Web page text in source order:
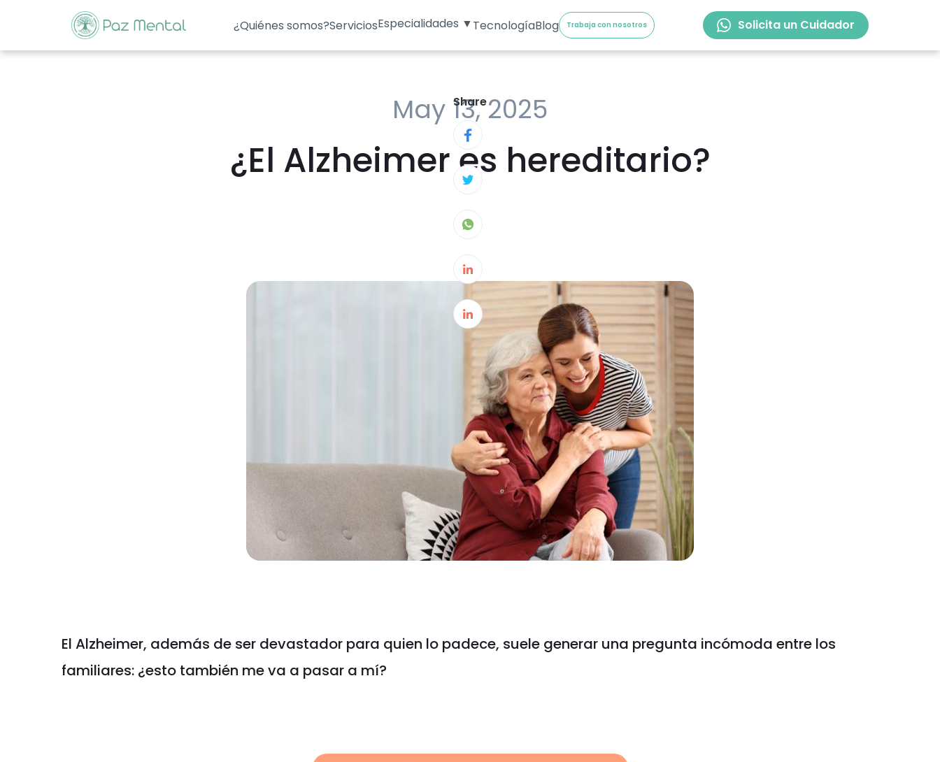
¿Quiénes somos?ServiciosEspecialidades ▼TecnologíaBlog Trabaja con nosotros Solicita un Cuidador
May 13, 2025
¿El Alzheimer es hereditario?
El Alzheimer, además de ser devastador para quien lo padece, suele generar una pregunta incómoda entre los
familiares: ¿esto también me va a pasar a mí?
Share